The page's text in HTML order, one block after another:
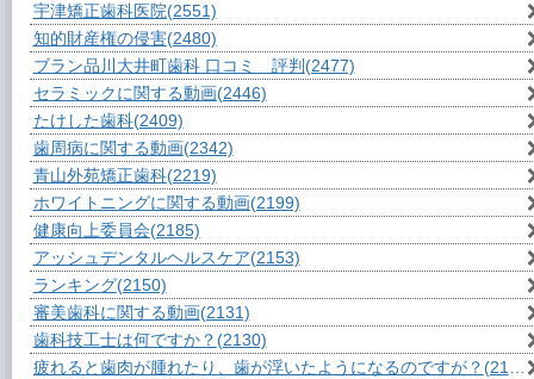
宇津矯正歯科医院(2551)
知的財産権の侵害(2480)
ブラン品川大井町歯科 口コミ 評判 (2477)
セラミックに関する動画(2446)
たけした歯科(2409)
歯周病に関する動画(2342)
青山外苑矯正歯科(2219)
ホワイトニングに関する動画(2199)
健康向上委員会(2185)
アッシュデンタルヘルスケア(2153)
ランキング(2150)
審美歯科に関する動画(2131)
歯科技工士は何ですか？ (2130)
疲れると歯肉が腫れたり、歯が浮いたようになるのですが？ (2109)